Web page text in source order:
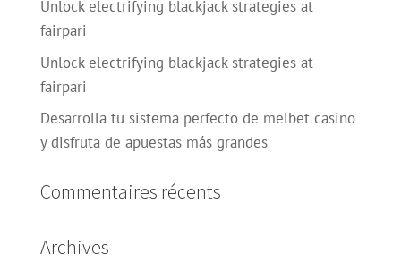
Unlock electrifying blackjack strategies at
fairpari
Unlock electrifying blackjack strategies at
fairpari
Desarrolla tu sistema perfecto de melbet casino
y disfruta de apuestas más grandes
Commentaires récents
Archives